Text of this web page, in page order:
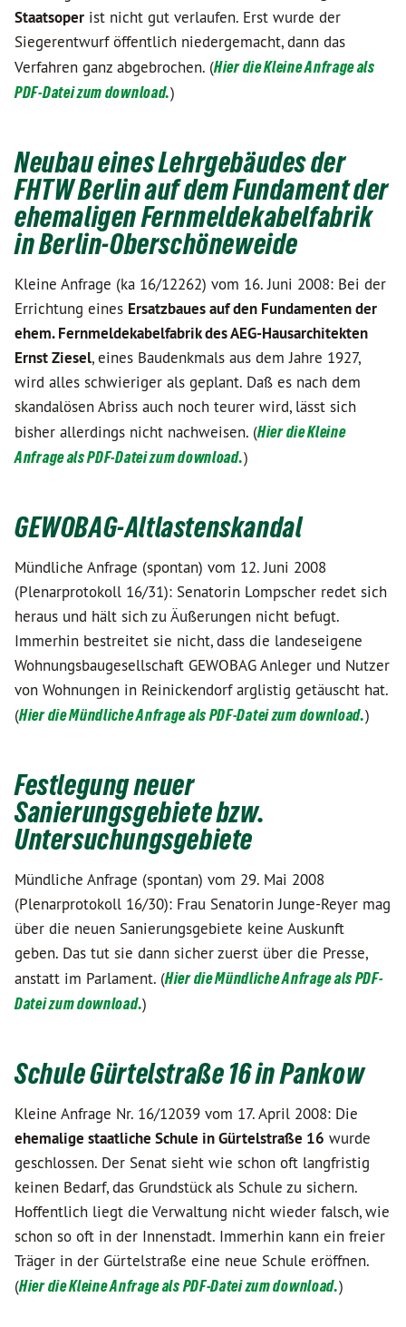
Staatsoper ist nicht gut verlaufen. Erst wurde der
Siegerentwurf öffentlich niedergemacht, dann das
Verfahren ganz abgebrochen. (Hier die Kleine Anfrage als
PDF-Datei zum download.)
Neubau eines Lehrgebäudes der
FHTW Berlin auf dem Fundament der
ehemaligen Fernmeldekabelfabrik
in Berlin-Oberschöneweide
Kleine Anfrage (ka 16/12262) vom 16. Juni 2008: Bei der
Errichtung eines Ersatzbaues auf den Fundamenten der
ehem. Fernmeldekabelfabrik des AEG-Hausarchitekten
Ernst Ziesel, eines Baudenkmals aus dem Jahre 1927,
wird alles schwieriger als geplant. Daß es nach dem
skandalösen Abriss auch noch teurer wird, lässt sich
bisher allerdings nicht nachweisen. (Hier die Kleine
Anfrage als PDF-Datei zum download.)
GEWOBAG-Altlastenskandal
Mündliche Anfrage (spontan) vom 12. Juni 2008
(Plenarprotokoll 16/31): Senatorin Lompscher redet sich
heraus und hält sich zu Äußerungen nicht befugt.
Immerhin bestreitet sie nicht, dass die landeseigene
Wohnungsbaugesellschaft GEWOBAG Anleger und Nutzer
von Wohnungen in Reinickendorf arglistig getäuscht hat.
(Hier die Mündliche Anfrage als PDF-Datei zum download.)
Festlegung neuer
Sanierungsgebiete bzw.
Untersuchungsgebiete
Mündliche Anfrage (spontan) vom 29. Mai 2008
(Plenarprotokoll 16/30): Frau Senatorin Junge-Reyer mag
über die neuen Sanierungsgebiete keine Auskunft
geben. Das tut sie dann sicher zuerst über die Presse,
anstatt im Parlament. (Hier die Mündliche Anfrage als PDF-
Datei zum download.)
Schule Gürtelstraße 16 in Pankow
Kleine Anfrage Nr. 16/12039 vom 17. April 2008: Die
ehemalige staatliche Schule in Gürtelstraße 16 wurde
geschlossen. Der Senat sieht wie schon oft langfristig
keinen Bedarf, das Grundstück als Schule zu sichern.
Hoffentlich liegt die Verwaltung nicht wieder falsch, wie
schon so oft in der Innenstadt. Immerhin kann ein freier
Träger in der Gürtelstraße eine neue Schule eröffnen.
(Hier die Kleine Anfrage als PDF-Datei zum download.)